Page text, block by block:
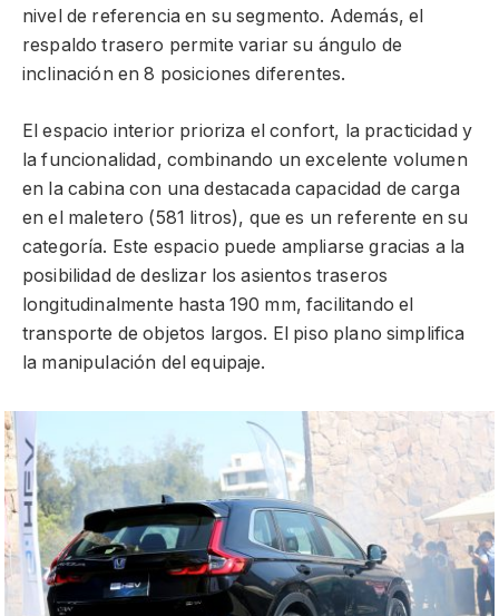
nivel de referencia en su segmento. Además, el
respaldo trasero permite variar su ángulo de
inclinación en 8 posiciones diferentes.
El espacio interior prioriza el confort, la practicidad y
la funcionalidad, combinando un excelente volumen
en la cabina con una destacada capacidad de carga
en el maletero (581 litros), que es un referente en su
categoría. Este espacio puede ampliarse gracias a la
posibilidad de deslizar los asientos traseros
longitudinalmente hasta 190 mm, facilitando el
transporte de objetos largos. El piso plano simplifica
la manipulación del equipaje.